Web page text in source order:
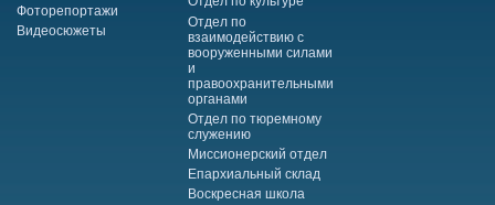
Фоторепортажи
Видеосюжеты
Отдел по
взаимодействию с
вооруженными силами
и
правоохранительными
органами
Отдел по тюремному
служению
Миссионерский отдел
Епархиальный склад
Воскресная школа